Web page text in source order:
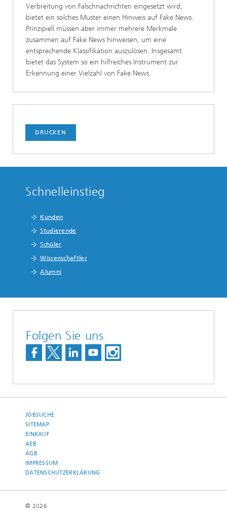
Verbreitung von Falschnachrichten eingesetzt wird,
bietet ein solches Muster einen Hinweis auf Fake News.
Prinzipiell müssen aber immer mehrere Merkmale
zusammen auf Fake News hinweisen, um eine
entsprechende Klassifikation auszulösen. Insgesamt
bietet das System so ein hilfreiches Instrument zur
Erkennung einer Vielzahl von Fake News.
DRUCKEN
Schnelleinstieg
Kunden
Studierende
Schüler
Wissenschaftler
Alumni
Folgen Sie uns
JOBSUCHE
SITEMAP
EINKAUF
AEB
AGB
IMPRESSUM
DATENSCHUTZERKLÄRUNG
© 2026